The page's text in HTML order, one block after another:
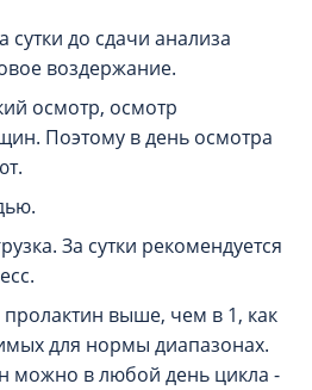
сутки до сдачи анализа
воздержание.
осмотр, осмотр
Поэтому в день осмотра
За сутки рекомендуется
пролактин выше, чем в 1, как
для нормы диапазонах.
можно в любой день цикла -